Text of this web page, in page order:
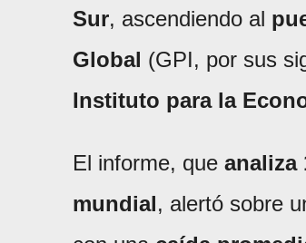
Sur, ascendiendo al
Global (GPI, por sus
Instituto para la
El informe, que analiza
mundial, alertó sobre